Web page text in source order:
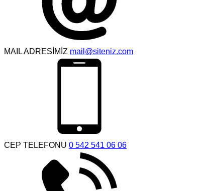
MAIL ADRESİMİZ mail@siteniz.com
CEP TELEFONU 0 542 541 06 06